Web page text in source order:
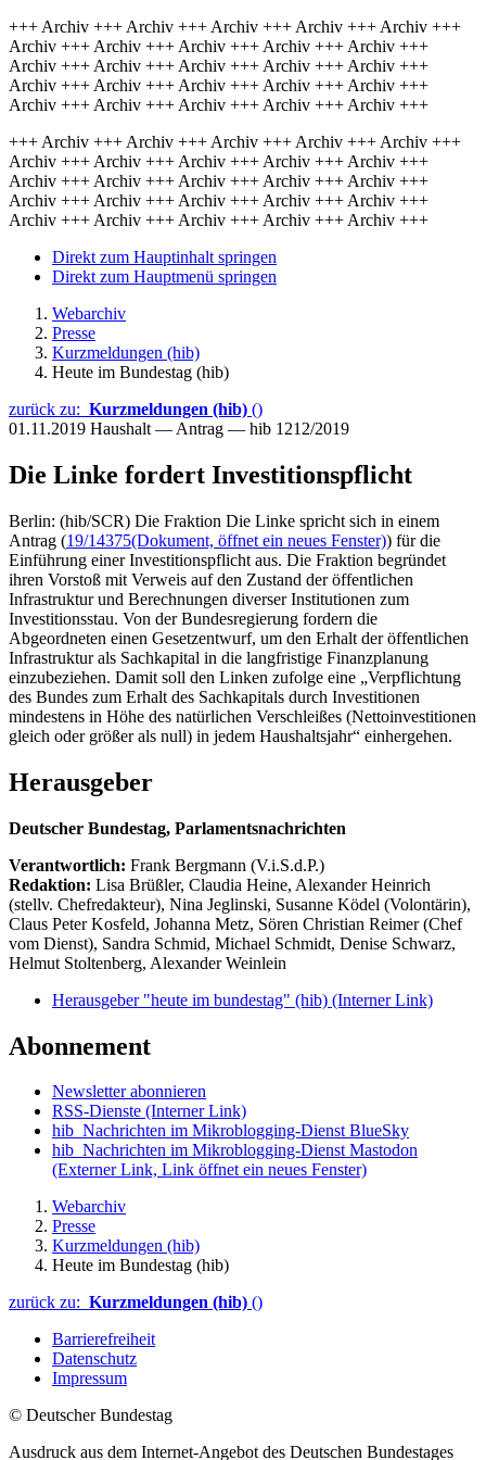
+++ Archiv +++ Archiv +++ Archiv +++ Archiv +++ Archiv +++
Archiv +++ Archiv +++ Archiv +++ Archiv +++ Archiv +++
Archiv +++ Archiv +++ Archiv +++ Archiv +++ Archiv +++
Archiv +++ Archiv +++ Archiv +++ Archiv +++ Archiv +++
Archiv +++ Archiv +++ Archiv +++ Archiv +++ Archiv +++
+++ Archiv +++ Archiv +++ Archiv +++ Archiv +++ Archiv +++
Archiv +++ Archiv +++ Archiv +++ Archiv +++ Archiv +++
Archiv +++ Archiv +++ Archiv +++ Archiv +++ Archiv +++
Archiv +++ Archiv +++ Archiv +++ Archiv +++ Archiv +++
Archiv +++ Archiv +++ Archiv +++ Archiv +++ Archiv +++
Direkt zum Hauptinhalt springen
Direkt zum Hauptmenü springen
Webarchiv
Presse
Kurzmeldungen (hib)
Heute im Bundestag (hib)
zurück zu: Kurzmeldungen (hib) ()
01.11.2019 Haushalt — Antrag — hib 1212/2019
Die Linke fordert Investitionspflicht
Berlin: (hib/SCR) Die Fraktion Die Linke spricht sich in einem
Antrag (19/14375(Dokument, öffnet ein neues Fenster)) für die
Einführung einer Investitionspflicht aus. Die Fraktion begründet
ihren Vorstoß mit Verweis auf den Zustand der öffentlichen
Infrastruktur und Berechnungen diverser Institutionen zum
Investitionsstau. Von der Bundesregierung fordern die
Abgeordneten einen Gesetzentwurf, um den Erhalt der öffentlichen
Infrastruktur als Sachkapital in die langfristige Finanzplanung
einzubeziehen. Damit soll den Linken zufolge eine „Verpflichtung
des Bundes zum Erhalt des Sachkapitals durch Investitionen
mindestens in Höhe des natürlichen Verschleißes (Nettoinvestitionen
gleich oder größer als null) in jedem Haushaltsjahr“ einhergehen.
Herausgeber
Deutscher Bundestag, Parlamentsnachrichten
Verantwortlich: Frank Bergmann (V.i.S.d.P.)
Redaktion: Lisa Brüßler, Claudia Heine, Alexander Heinrich
(stellv. Chefredakteur), Nina Jeglinski, Susanne Ködel (Volontärin),
Claus Peter Kosfeld, Johanna Metz, Sören Christian Reimer (Chef
vom Dienst), Sandra Schmid, Michael Schmidt, Denise Schwarz,
Helmut Stoltenberg, Alexander Weinlein
Herausgeber "heute im bundestag" (hib) (Interner Link)
Abonnement
Newsletter abonnieren
RSS-Dienste (Interner Link)
hib_Nachrichten im Mikroblogging-Dienst BlueSky
hib_Nachrichten im Mikroblogging-Dienst Mastodon
(Externer Link, Link öffnet ein neues Fenster)
Webarchiv
Presse
Kurzmeldungen (hib)
Heute im Bundestag (hib)
zurück zu: Kurzmeldungen (hib) ()
Barrierefreiheit
Datenschutz
Impressum
© Deutscher Bundestag
Ausdruck aus dem Internet-Angebot des Deutschen Bundestages